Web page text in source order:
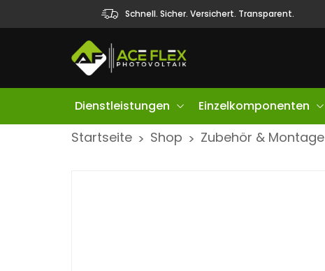
Schnell. Sicher. Versichert. Transparent.
Dienstleistungen Einzelkomponenten
Startseite > Shop > Zubehör & Montage